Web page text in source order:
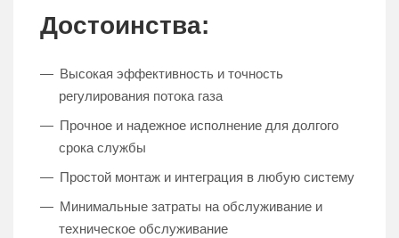
Достоинства:
Высокая эффективность и точность
регулирования потока газа
Прочное и надежное исполнение для долгого
срока службы
Простой монтаж и интеграция в любую систему
Минимальные затраты на обслуживание и
техническое обслуживание